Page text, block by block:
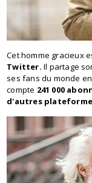
Cet homme gracieux
Twitter. Il partage
ses fans du monde
compte 241 000
d'autres